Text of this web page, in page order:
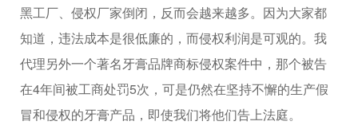
黑工厂、侵权厂家倒闭，反而会越来越多。因为大家都
知道，违法成本是很低廉的，而侵权利润是可观的。我
代理另外一个著名牙膏品牌商标侵权案件中，那个被告
在4年间被工商处罚5次，可是仍然在坚持不懈的生产假
冒和侵权的牙膏产品，即使我们将他们告上法庭。